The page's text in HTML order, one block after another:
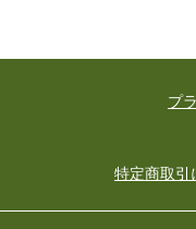
プ
特定商取引